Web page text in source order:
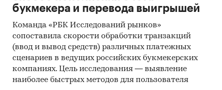
модель позволяет
отредактировать параметры
под выбранную франшизу.
Программы /
направления
обучения
Группа развития на
раннем этапе
Группа базовой
букмекера и перевода выигрышей
Команда «РБК Исследований рынков»
сопоставила скорости обработки транзакций
(ввод и вывод средств) различных платежных
сценариев в ведущих российских букмекерских
компаниях. Цель исследования — выявление
наиболее быстрых методов для пользователя